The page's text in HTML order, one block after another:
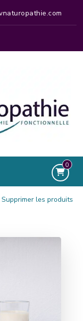
0
Supprimer les produits